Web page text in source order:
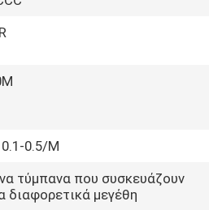
0.1-0.5/M
τύμπανα που συσκευάζουν
διαφορετικά μεγέθη